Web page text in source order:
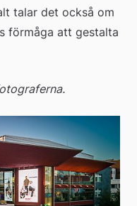
talar det också om
förmåga att gestalta